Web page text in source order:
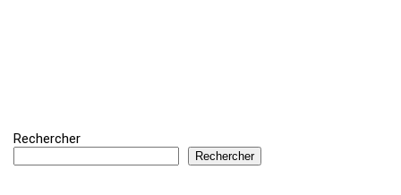
Rechercher
Rechercher